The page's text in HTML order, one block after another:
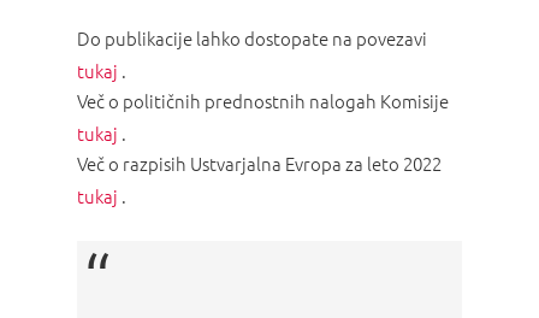
Do publikacije lahko dostopate na povezavi
tukaj .
Več o političnih prednostnih nalogah Komisije
tukaj .
Več o razpisih Ustvarjalna Evropa za leto 2022
tukaj .